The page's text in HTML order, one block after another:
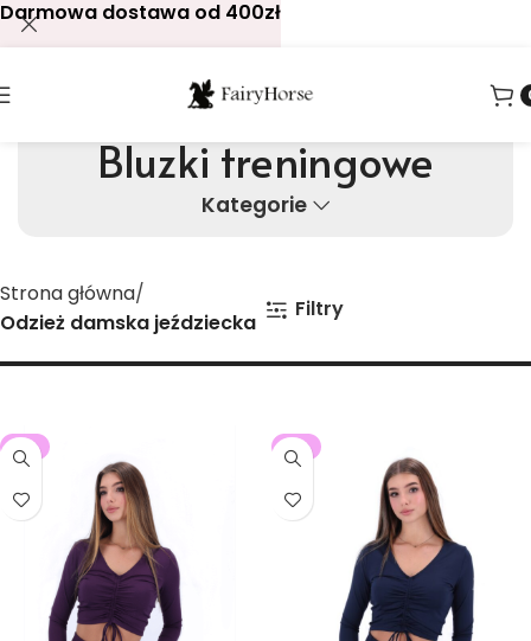
Bluzki treningowe
Kategorie
Strona główna
Odzież damska jeździecka
Filtry
-5% -5%
Darmowa dostawa od 400zł